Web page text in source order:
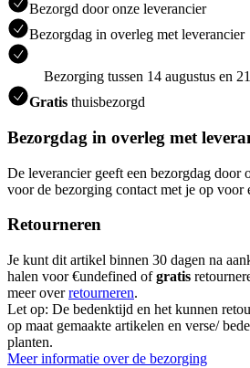
Bezorgd door onze leverancier
Bezorgdag in overleg met leverancier
Bezorging tussen 14 augustus en
Gratis thuisbezorgd
Bezorgdag in overleg met
De leverancier geeft een bezorgdag door
voor de bezorging contact met je op voor
Retourneren
Je kunt dit artikel binnen 30 dagen na
halen voor €undefined ofgratis
meer overretourneren.
Let op: De bedenktijd en het kunnen
op maat gemaakte artikelen en verse/
planten.
Meer informatie over de bezorging